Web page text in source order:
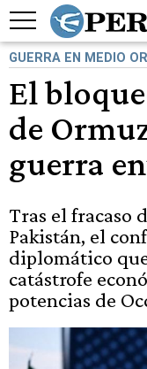
GUERRA EN MEDIO
El
de
guerra
Tras el fracaso
Pakistán, el
diplomático
catástrofe
potencias de